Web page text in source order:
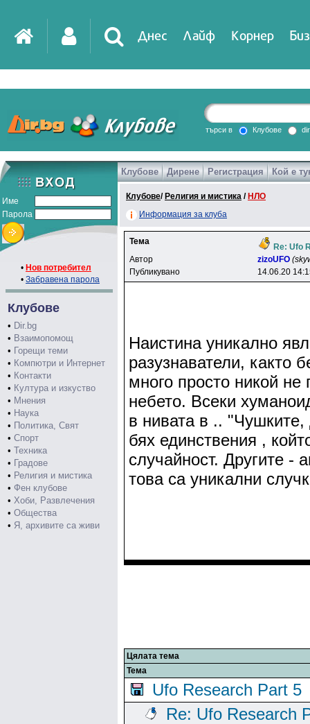
Днес Лайф Корнер
DirTV Impressio
Games
търси в Клубове
Име
Парола
• Нов потребител
• Забравена парола
Клубове
• Dir.bg
• Взаимопомощ
• Горещи теми
• Компютри и Интернет
• Контакти
• Култура и изкуство
• Мнения
• Наука
• Политика, Свят
• Спорт
• Техника
• Градове
• Религия и мистика
• Фен клубове
• Хоби, Развлечения
• Общества
• Я, архивите са живи
Клубове Дирене Регистрация Кой е
Клубове/ Религия и мистика / НЛО
Информация за клуба
Тема
Re: Ufo
Автор
zizoUFO
Публикувано
14.06.20
Наистина уникално
разузнаватели, както
много просто никой не
небето. Всеки
в нивата в ..
бях единствения ,
случайност. Другите -
това са уникални
Цялата тема
Тема
Ufo Research Part 5
Re: Ufo Research